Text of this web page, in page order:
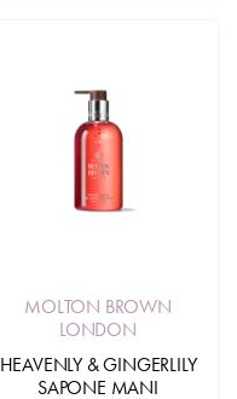
MOLTON BROWN
LONDON
HEAVENLY & GINGERLILY
SAPONE MANI